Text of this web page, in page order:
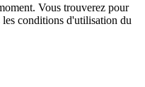
Vous trouverez pour
conditions d'utilisation du